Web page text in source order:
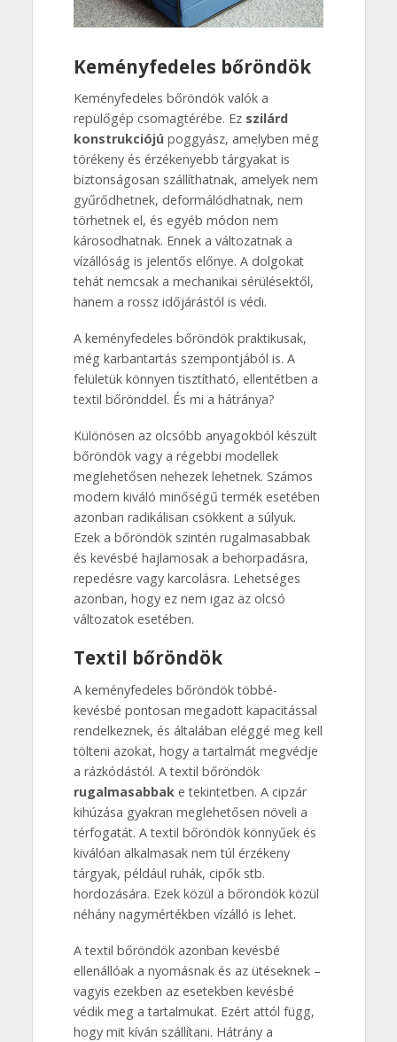
Keményfedeles bőröndök
Keményfedeles bőröndök valók a
repülőgép csomagtérébe. Ez szilárd
konstrukciójúpoggyász, amelyben még
törékeny és érzékenyebb tárgyakat is
biztonságosan szállíthatnak, amelyek nem
gyűrődhetnek, deformálódhatnak, nem
törhetnek el, és egyéb módon nem
károsodhatnak. Ennek a változatnak a
vízállóság is jelentős előnye. A dolgokat
tehát nemcsak a mechanikai sérülésektől,
hanem a rossz időjárástól is védi.
A keményfedeles bőröndök praktikusak,
még karbantartás szempontjából is. A
felületük könnyen tisztítható, ellentétben a
textil bőrönddel. És mi a hátránya?
Különösen az olcsóbb anyagokból készült
bőröndök vagy a régebbi modellek
meglehetősen nehezek lehetnek. Számos
modern kiváló minőségű termék esetében
azonban radikálisan csökkent a súlyuk.
Ezek a bőröndök szintén rugalmasabbak
és kevésbé hajlamosak a behorpadásra,
repedésre vagy karcolásra. Lehetséges
azonban, hogy ez nem igaz az olcsó
változatok esetében.
Textil bőröndök
A keményfedeles bőröndök többé-
kevésbé pontosan megadott kapacitással
rendelkeznek, és általában eléggé meg kell
tölteni azokat, hogy a tartalmát megvédje
a rázkódástól. A textil bőröndök
rugalmasabbake tekintetben. A cipzár
kihúzása gyakran meglehetősen növeli a
térfogatát. A textil bőröndök könnyűek és
kiválóan alkalmasak nem túl érzékeny
tárgyak, például ruhák, cipők stb.
hordozására. Ezek közül a bőröndök közül
néhány nagymértékben vízálló is lehet.
A textil bőröndök azonban kevésbé
ellenállóak a nyomásnak és az ütéseknek –
vagyis ezekben az esetekben kevésbé
védik meg a tartalmukat. Ezért attól függ,
hogy mit kíván szállítani. Hátrány a